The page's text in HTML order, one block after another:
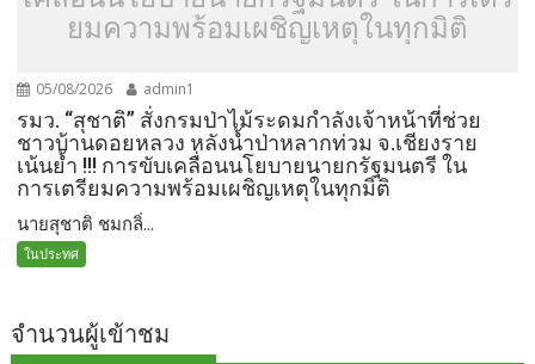
ยมความพร้อมเผชิญเหตุในทุกมิติ
05/08/2026 admin1
รมว. “สุชาติ” สั่งกรมป่าไม้ระดมกำลังเจ้าหน้าที่ช่วย
ชาวบ้านดอยหลวง หลังน้ำป่าหลากท่วม จ.เชียงราย
เน้นย้ำ !!! การขับเคลื่อนนโยบายนายกรัฐมนตรี ใน
การเตรียมความพร้อมเผชิญเหตุในทุกมิติ
นายสุชาติ ชมกลิ่...
ในประทศ
จำนวนผู้เข้าชม